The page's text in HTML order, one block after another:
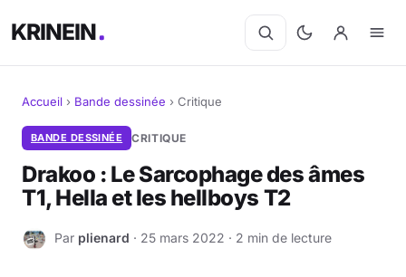
KRINEIN
Cinéma
Séries
Accueil › Bande dessinée › Critique
BANDE DESSINÉE CRITIQUE
Drakoo : Le Sarcophage des âmes
T1, Hella et les hellboys T2
P Par plienard · 25 mars 2022 · 2 min de lecture